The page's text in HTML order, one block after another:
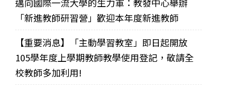
「新進教師研習營」歡迎本年度新進教師
【重要消息】「主動學習教室」即日起開放
105學年度上學期教師教學使用登記，敬請全
校教師多加利用!